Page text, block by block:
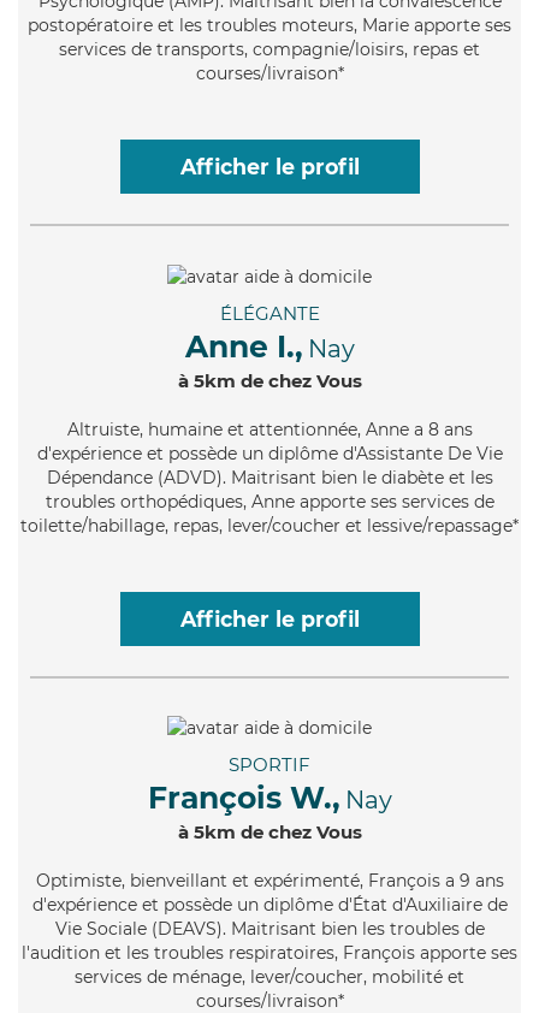
postopératoire et les troubles moteurs, Marie apporte ses
services de transports, compagnie/loisirs, repas et
courses/livraison*
Afficher le profil
ÉLÉGANTE
Anne I., Nay
à 5km de chez Vous
Altruiste, humaine et attentionnée, Anne a 8 ans
d'expérience et possède un diplôme d'Assistante De Vie
Dépendance (ADVD). Maitrisant bien le diabète et les
troubles orthopédiques, Anne apporte ses services de
toilette/habillage, repas, lever/coucher et lessive/repassage*
Afficher le profil
SPORTIF
François W., Nay
à 5km de chez Vous
Optimiste, bienveillant et expérimenté, François a 9 ans
d'expérience et possède un diplôme d'État d'Auxiliaire de
Vie Sociale (DEAVS). Maitrisant bien les troubles de
l'audition et les troubles respiratoires, François apporte ses
services de ménage, lever/coucher, mobilité et
courses/livraison*